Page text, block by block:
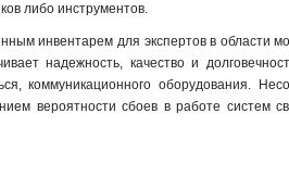
либо инструментов.
инвентарем для экспертов в области
надежность, качество и
коммуникационного оборудования.
вероятности сбоев в работе систем